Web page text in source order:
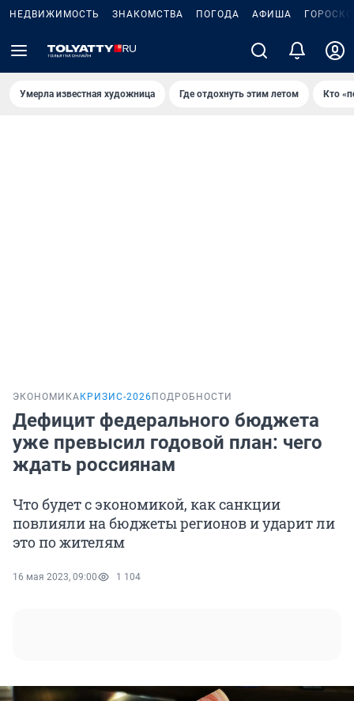
НЕДВИЖИМОСТЬ ЗНАКОМСТВА ПОГОДА АФИША
Умерла известная художница Где отдохнуть этим летом Кто
ЭКОНОМИКА КРИЗИС-2026 ПОДРОБНОСТИ
Дефицит федерального бюджета
уже превысил годовой план: чего
ждать россиянам
Что будет с экономикой, как санкции
повлияли на бюджеты регионов и ударит ли
это по жителям
16 мая 2023, 09:00 1 104